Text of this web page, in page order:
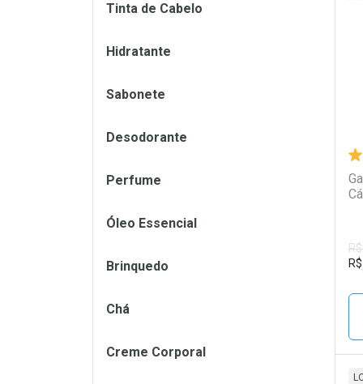
R$
Tinta de Cabelo
Hidratante
Sabonete
Desodorante
Perfume
Óleo Essencial
Brinquedo
Chá
Creme Corporal